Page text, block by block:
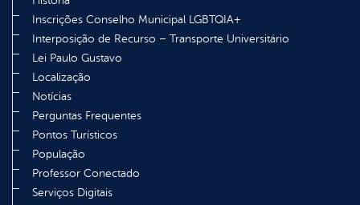
Inscrições Conselho Municipal LGBTQIA+
Interposição de Recurso – Transporte Universitário
Lei Paulo Gustavo
Localização
Notícias
Perguntas Frequentes
Pontos Turísticos
População
Professor Conectado
Serviços Digitais